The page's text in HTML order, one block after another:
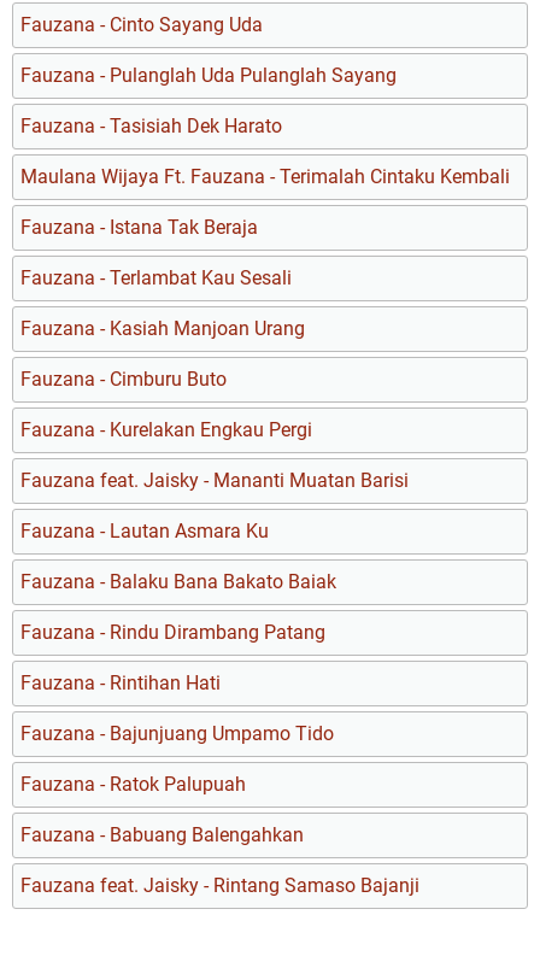
Fauzana - Cinto Sayang Uda
Fauzana - Pulanglah Uda Pulanglah Sayang
Fauzana - Tasisiah Dek Harato
Maulana Wijaya Ft. Fauzana - Terimalah Cintaku Kembali
Fauzana - Istana Tak Beraja
Fauzana - Terlambat Kau Sesali
Fauzana - Kasiah Manjoan Urang
Fauzana - Cimburu Buto
Fauzana - Kurelakan Engkau Pergi
Fauzana feat. Jaisky - Mananti Muatan Barisi
Fauzana - Lautan Asmara Ku
Fauzana - Balaku Bana Bakato Baiak
Fauzana - Rindu Dirambang Patang
Fauzana - Rintihan Hati
Fauzana - Bajunjuang Umpamo Tido
Fauzana - Ratok Palupuah
Fauzana - Babuang Balengahkan
Fauzana feat. Jaisky - Rintang Samaso Bajanji